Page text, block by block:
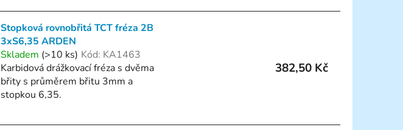
Stopková rovnobřitá TCT fréza 2B
3xS6,35 ARDEN
Skladem (>10 ks) Kód: KA1463
Karbidová drážkovací fréza s dvěma
břity s průměrem břitu 3mm a
stopkou 6,35.
382,50 Kč